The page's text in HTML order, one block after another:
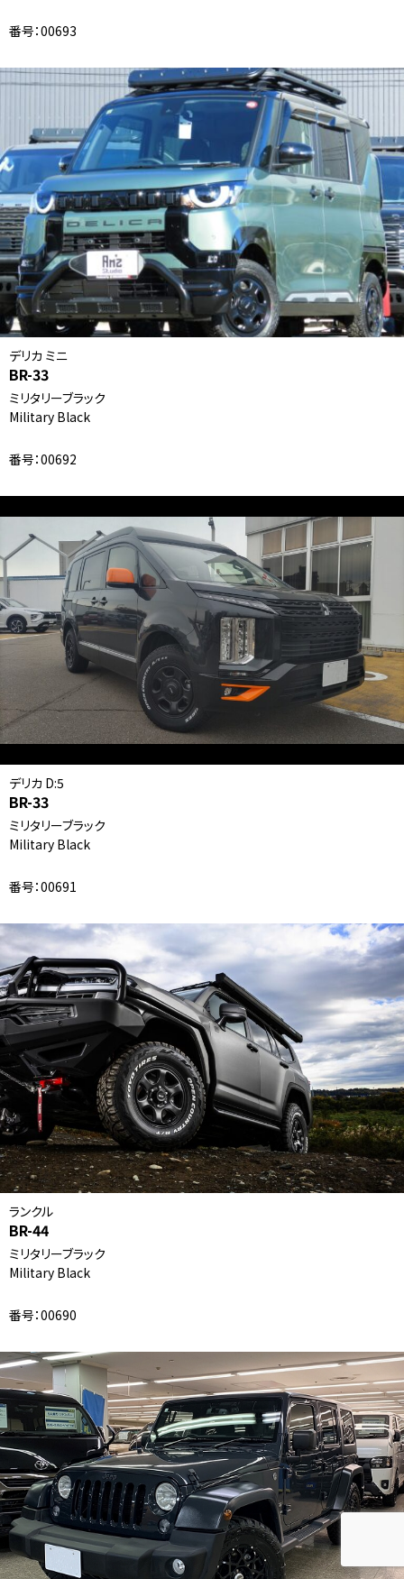
番号：00693
デリカ ミニ
BR-33
ミリタリーブラック
Military Black
番号：00692
デリカ D:5
BR-33
ミリタリーブラック
Military Black
番号：00691
ランクル
BR-44
ミリタリーブラック
Military Black
番号：00690